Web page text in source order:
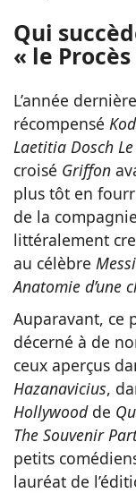
Qui
« le
L’année
récompensé
Laetitia Dosch
croisé Griffon
plus tôt en
de la
littéralement
au célèbre Messi
Anatomie d’une
Auparavant, ce
décerné à de
ceux aperçus
Hazanavicius,
Hollywoodde
The Souvenir
petits
lauréat de